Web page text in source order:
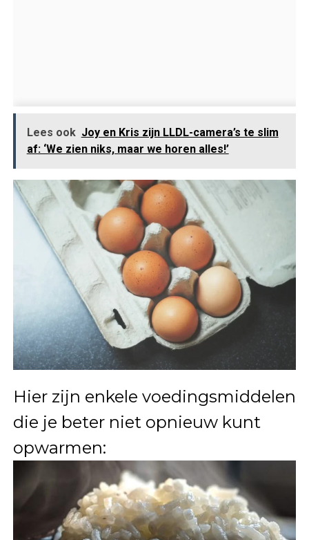
Lees ook Joy en Kris zijn LLDL-camera’s te slim
af: ‘We zien niks, maar we horen alles!’
Hier zijn enkele voedingsmiddelen
die je beter niet opnieuw kunt
opwarmen: